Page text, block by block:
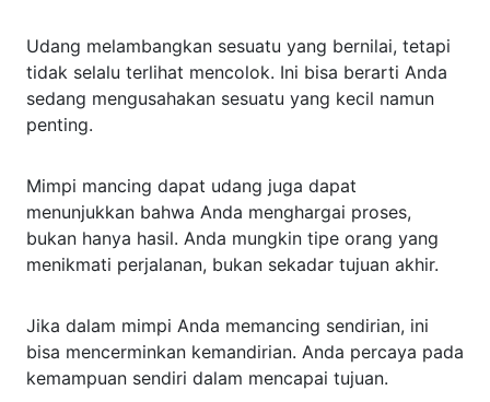
Udang melambangkan sesuatu yang bernilai, tetapi
tidak selalu terlihat mencolok. Ini bisa berarti Anda
sedang mengusahakan sesuatu yang kecil namun
penting.
Mimpi mancing dapat udang juga dapat
menunjukkan bahwa Anda menghargai proses,
bukan hanya hasil. Anda mungkin tipe orang yang
menikmati perjalanan, bukan sekadar tujuan akhir.
Jika dalam mimpi Anda memancing sendirian, ini
bisa mencerminkan kemandirian. Anda percaya pada
kemampuan sendiri dalam mencapai tujuan.